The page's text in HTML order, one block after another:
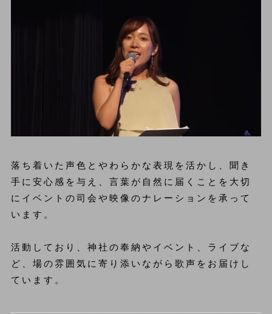
落ち着いた声色とやわらかな表現を活かし、聞き
手に安心感を与え、言葉が自然に届くことを大切
にイベントの司会や映像のナレーションを承って
います。
活動しており、神社の奉納やイベント、ライブな
ど、場の雰囲気に寄り添いながら歌声をお届けし
ています。